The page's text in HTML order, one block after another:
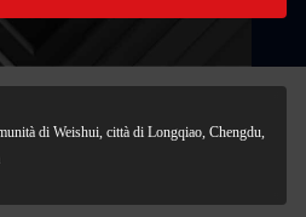
di Weishui, città di Longqiao, Chengdu,